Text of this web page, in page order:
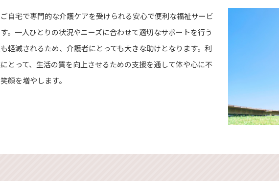
自宅で専門的な介護ケアを受けられる安心で便利な福祉サービ
。一人ひとりの状況やニーズに合わせて適切なサポートを行う
軽減されるため、介護者にとっても大きな助けとなります。利
とって、生活の質を向上させるための支援を通して体や心に不
顔を増やします。